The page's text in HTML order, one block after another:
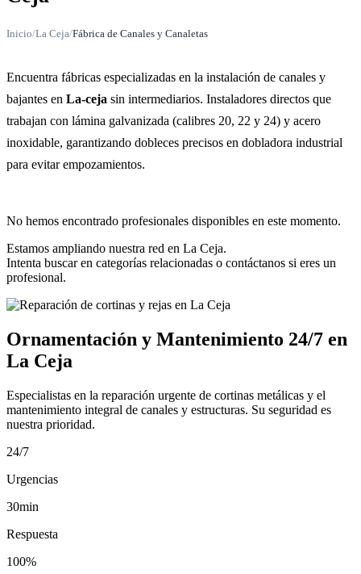
Inicio/La Ceja/Fábrica de Canales y Canaletas
Encuentra fábricas especializadas en la instalación de canales y
bajantes en La-ceja sin intermediarios. Instaladores directos que
trabajan con lámina galvanizada (calibres 20, 22 y 24) y acero
inoxidable, garantizando dobleces precisos en dobladora industrial
para evitar empozamientos.
No hemos encontrado profesionales disponibles en este momento.
Estamos ampliando nuestra red en La Ceja.
Intenta buscar en categorías relacionadas o contáctanos si eres un
profesional.
Ornamentación y Mantenimiento 24/7 en
La Ceja
Especialistas en la reparación urgente de cortinas metálicas y el
mantenimiento integral de canales y estructuras. Su seguridad es
nuestra prioridad.
24/7
Urgencias
30min
Respuesta
100%